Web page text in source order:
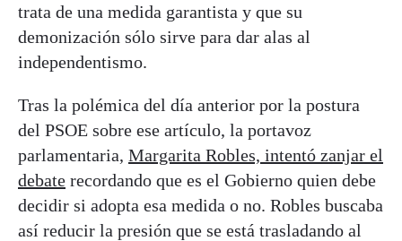
trata de una medida garantista y que su
demonización sólo sirve para dar alas al
independentismo.
Tras la polémica del día anterior por la postura
del PSOE sobre ese artículo, la portavoz
parlamentaria, Margarita Robles, intentó zanjar el
debate recordando que es el Gobierno quien debe
decidir si adopta esa medida o no. Robles buscaba
así reducir la presión que se está trasladando al